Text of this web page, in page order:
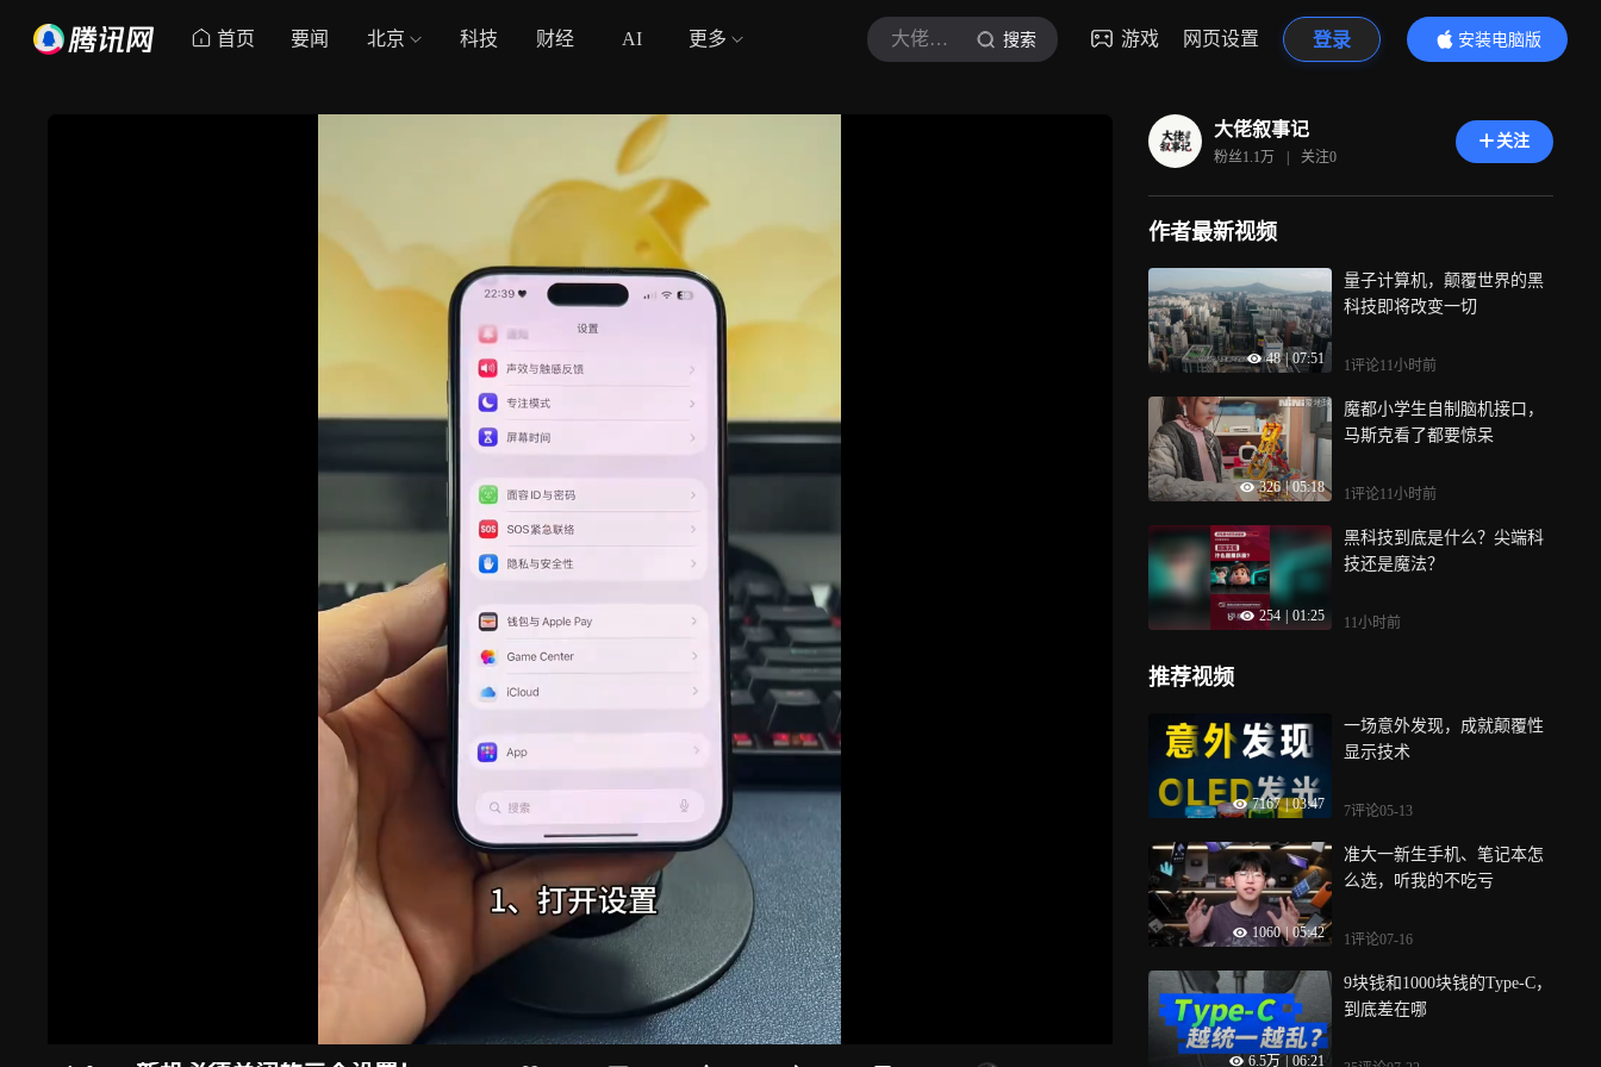
首页 要闻 北京 科技 财经 AI 更多 大佬叙事记 搜索 游戏 网页设置 登录
安装电脑版
内容更精彩
大佬叙事记
粉丝1.1万 | 关注0
关注
作者最新视频
48 | 07:51
量子计算机，颠覆世界的黑
科技即将改变一切
1评论11小时前
326 | 05:18
魔都小学生自制脑机接口，
马斯克看了都要惊呆
1评论11小时前
254 01:25
黑科技到底是什么？尖端科
技还是魔法？
11小时前
推荐视频
7167 | 03:47
一场意外发现，成就颠覆性
显示技术
7评论05-13
1060 | 05:42
准大一新生手机、笔记本怎
么选，听我的不吃亏
1评论07-16
6.5万 06:21
9块钱和1000块钱的Type-C，
到底差在哪